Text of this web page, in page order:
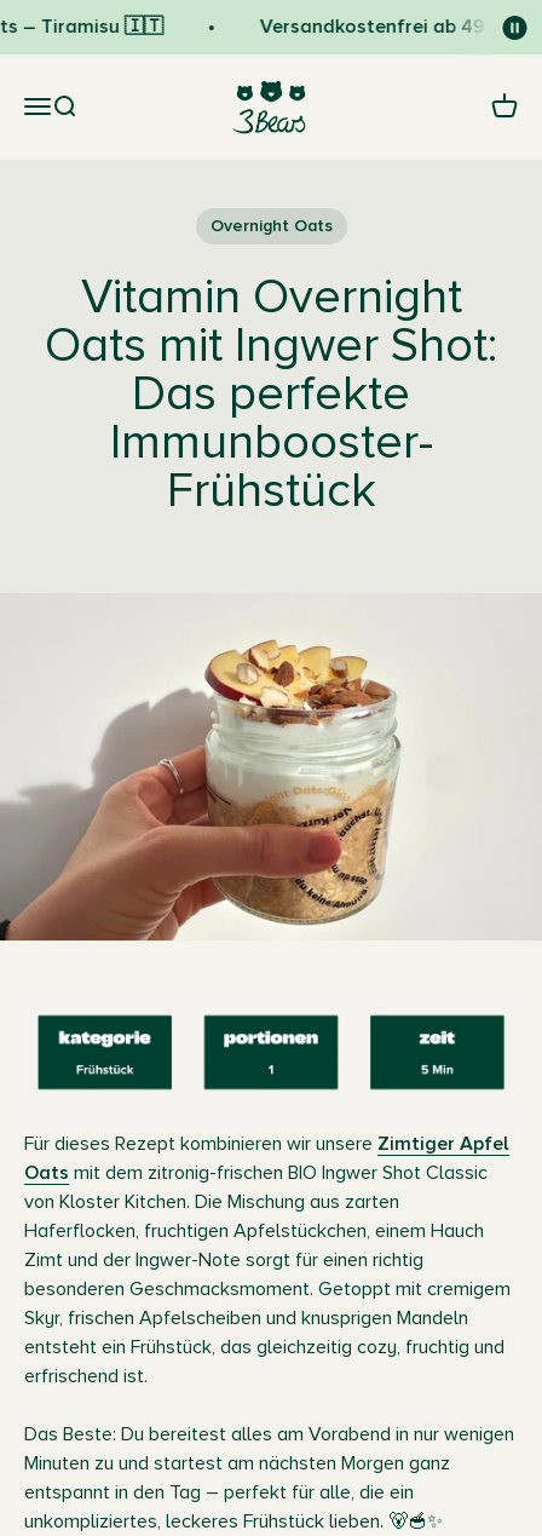
Zum Inhalt springen
– Tiramisu 🇮🇹 Versandkostenfrei ab 49 € 💛
Navigationsmenü öffnen
Suche öffnen
Overnight Oats
Vitamin Overnight
Oats mit Ingwer Shot:
Das perfekte
Immunbooster-
Frühstück
Für dieses Rezept kombinieren wir unsere Zimtiger Apfel
Oats mit dem zitronig-frischen BIO Ingwer Shot Classic
von Kloster Kitchen. Die Mischung aus zarten
Haferflocken, fruchtigen Apfelstückchen, einem Hauch
Zimt und der Ingwer-Note sorgt für einen richtig
besonderen Geschmacksmoment. Getoppt mit cremigem
Skyr, frischen Apfelscheiben und knusprigen Mandeln
entsteht ein Frühstück, das gleichzeitig cozy, fruchtig und
erfrischend ist.
Das Beste: Du bereitest alles am Vorabend in nur wenigen
Minuten zu und startest am nächsten Morgen ganz
entspannt in den Tag – perfekt für alle, die ein
unkompliziertes, leckeres Frühstück lieben. 🐻🥣✨